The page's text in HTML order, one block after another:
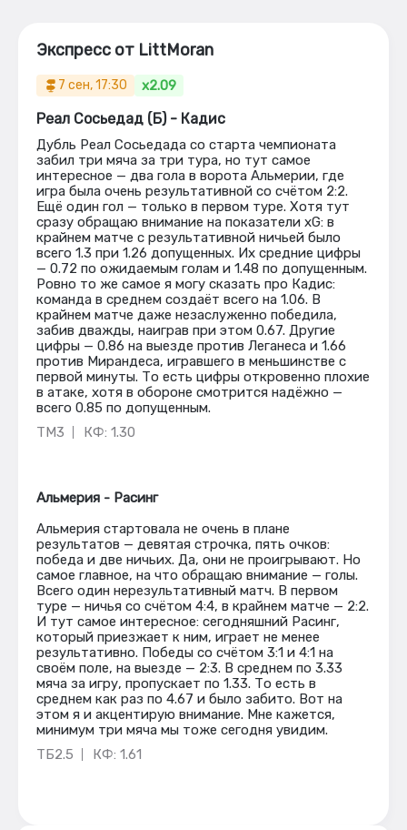
Экспресс от LittMoran
7 сен, 17:30 x2.09
Реал Сосьедад (Б) - Кадис
Дубль Реал Сосьедада со старта чемпионата
забил три мяча за три тура, но тут самое
интересное — два гола в ворота Альмерии, где
игра была очень результативной со счётом 2:2.
Ещё один гол — только в первом туре. Хотя тут
сразу обращаю внимание на показатели xG: в
крайнем матче с результативной ничьей было
всего 1.3 при 1.26 допущенных. Их средние цифры
— 0.72 по ожидаемым голам и 1.48 по допущенным.
Ровно то же самое я могу сказать про Кадис:
команда в среднем создаёт всего на 1.06. В
крайнем матче даже незаслуженно победила,
забив дважды, наиграв при этом 0.67. Дpугие
цифры — 0.86 на выезде против Леганеса и 1.66
против Мирандеса, игравшего в меньшинстве с
первой минуты. То есть цифры откровенно плохие
в атаке, хотя в обороне смотрится надёжно —
всего 0.85 по допущенным.
ТМ3
КФ: 1.30
Альмерия - Расинг
Альмерия стартовала не очень в плане
результатов — девятая строчка, пять очков:
победа и две ничьих. Да, они не проигрывают. Но
самое главное, на что обращаю внимание — голы.
Всего один нерезультативный матч. В первом
туре — ничья со счётом 4:4, в крайнем матче — 2:2.
И тут самое интересное: сегодняшний Расинг,
который приезжает к ним, играет не менее
результативно. Победы со счётом 3:1 и 4:1 на
своём поле, на выезде — 2:3. В среднем по 3.33
мяча за игру, пропускает по 1.33. То есть в
среднем как раз по 4.67 и было забито. Вот на
этом я и акцентирую внимание. Мне кажется,
минимум три мяча мы тоже сегодня увидим.
ТБ2.5
КФ: 1.61